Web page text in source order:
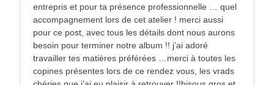
entrepris et pour ta présence professionnelle … quel
accompagnement lors de cet atelier ! merci aussi
pour ce post, avec tous les détails dont nous aurons
besoin pour terminer notre album !! j’ai adoré
travailler tes matières préférées …merci à toutes les
copines présentes lors de ce rendez vous, les vrads